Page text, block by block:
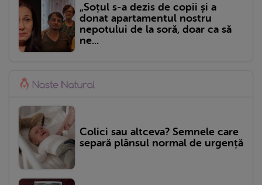
„Soțul s-a dezis de copii și a
donat apartamentul nostru
nepotului de la soră, doar ca să
ne...
Colici sau altceva? Semnele care
separă plânsul normal de urgență